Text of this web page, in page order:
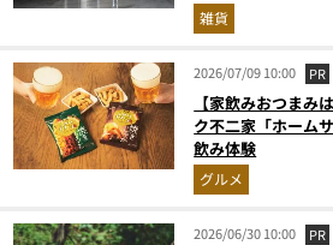
雑貨
2026/07/09 10:00 PR
【家飲みおつまみ
ク不二家「ホーム
飲み体験
グルメ
2026/06/30 10:00 PR